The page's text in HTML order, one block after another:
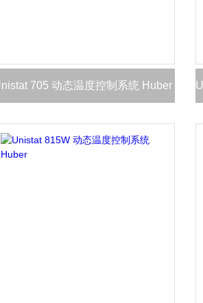
705 动态温度控制系统 Huber